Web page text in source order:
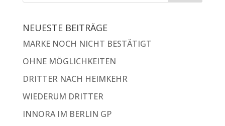
NEUESTE BEITRÄGE
MARKE NOCH NICHT BESTÄTIGT
OHNE MÖGLICHKEITEN
DRITTER NACH HEIMKEHR
WIEDERUM DRITTER
INNORA IM BERLIN GP